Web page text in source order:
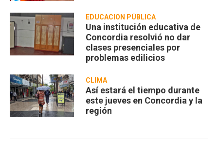
EDUCACION PÚBLICA
Una institución educativa de
Concordia resolvió no dar
clases presenciales por
problemas edilicios
CLIMA
Así estará el tiempo durante
este jueves en Concordia y la
región